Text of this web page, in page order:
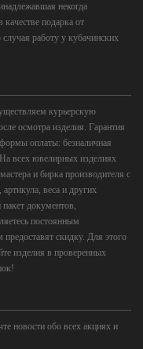
некогда
подарка от
работу у кубачинских
курьерскую
осмотра изделия. Гарантия
оплаты: безналичная
всех ювелирных изделиях
и бирка производителя с
веса и других
документов,
постоянным
скидку. Для этого
изделия в проверенных
новости обо всех акциях и